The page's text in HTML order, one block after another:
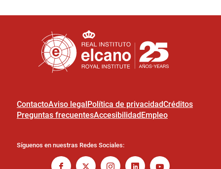
ContactoAviso legalPolítica de privacidadCréditos
Preguntas frecuentesAccesibilidadEmpleo
Síguenos en nuestras Redes Sociales: